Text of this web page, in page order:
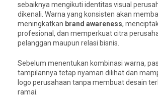
sebaiknya mengikuti identitas visual
dikenali. Warna yang konsisten akan
meningkatkan brand awareness,
profesional, dan memperkuat citra
pelanggan maupun relasi bisnis.
Sebelum menentukan kombinasi warna,
tampilannya tetap nyaman dilihat dan
logo perusahaan tanpa membuat desain
ramai.